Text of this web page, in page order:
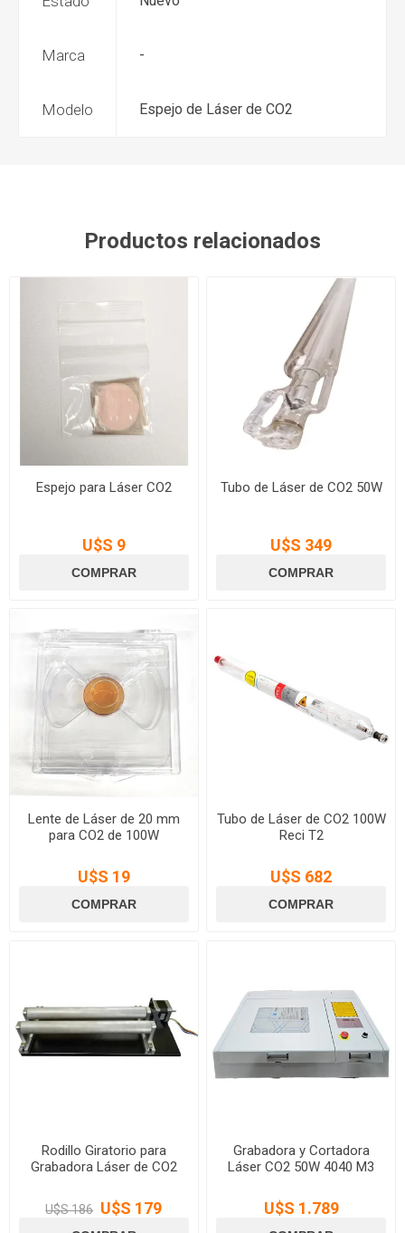
Marca -
Modelo Espejo de Láser de CO2
Productos relacionados
Espejo para Láser CO2
U$S 9
Tubo de Láser de CO2 50W
U$S 349
Lente de Láser de 20 mm
para CO2 de 100W
U$S 19
Tubo de Láser de CO2 100W
Reci T2
U$S 682
Rodillo Giratorio para
Grabadora Láser de CO2
U$S 186 U$S 179
Grabadora y Cortadora
Láser CO2 50W 4040 M3
U$S 1.789